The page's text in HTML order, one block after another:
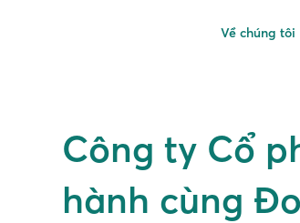
Về chúng tôi
Công ty Cổ
hành cùng